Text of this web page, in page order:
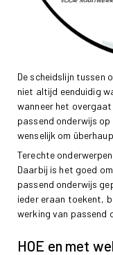
De scheidslijn tussen
niet altijd eenduidig
wanneer het
passend onderwijs
wenselijk om
Terechte
Daarbij is het goed
passend onderwijs
ieder eraan toekent,
werking van passend
HOE en met